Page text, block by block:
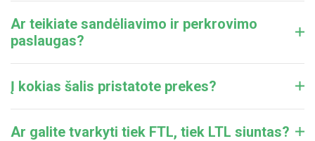
Ar teikiate sandėliavimo ir perkrovimo
paslaugas?
Į kokias šalis pristatote prekes?
Ar galite tvarkyti tiek FTL, tiek LTL siuntas?